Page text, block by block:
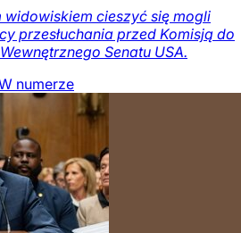
widowiskiem cieszyć się mogli
przesłuchania przed Komisją do
Senatu USA.
numerze